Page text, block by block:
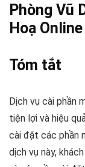
Phòng Vũ
Hoạ
Tóm tắt
Dịch vụ cài phần
tiện lợi và hiệu
cài đặt các phần
dịch vụ này,